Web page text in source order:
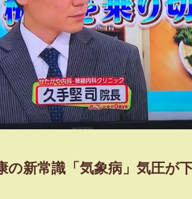
の新常識「気象病」気圧が